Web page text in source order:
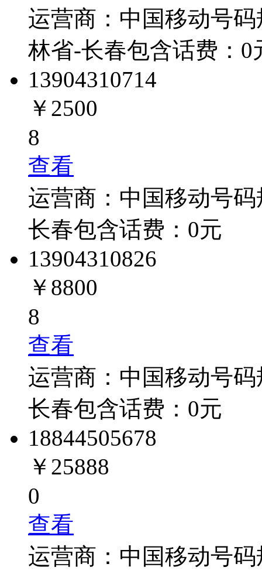
运营商： 中国移动号码
林省-长春包含话费： 0
13904310714
￥2500
8
查看
运营商： 中国移动号码
长春包含话费： 0元
13904310826
￥8800
8
查看
运营商： 中国移动号码
长春包含话费： 0元
18844505678
￥25888
0
查看
运营商： 中国移动号码